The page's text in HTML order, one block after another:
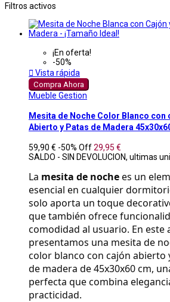
Filtros activos
¡En oferta!
-50%
 Vista rápida
Compra Ahora
Mueble Gestion
Mesita de Noche Color Blanco con
Abierto y Patas de Madera
59,90 € -50% Off29,95 €
SALDO - SIN DEVOLUCION, ultimas
La mesita de noche es un
esencial en cualquier
solo aporta un toque
que también ofrece
comodidad al usuario. En este
presentamos una mesita de
color blanco con cajón abierto
de madera de 45x30x60 cm,
perfecta que combina
practicidad.